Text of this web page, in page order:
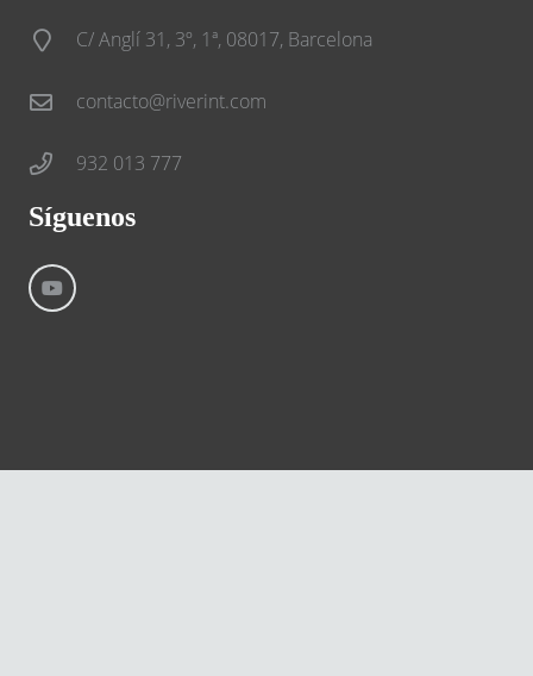
C/ Anglí 31, 3º, 1ª, 08017, Barcelona
contacto@riverint.com
932 013 777
Síguenos